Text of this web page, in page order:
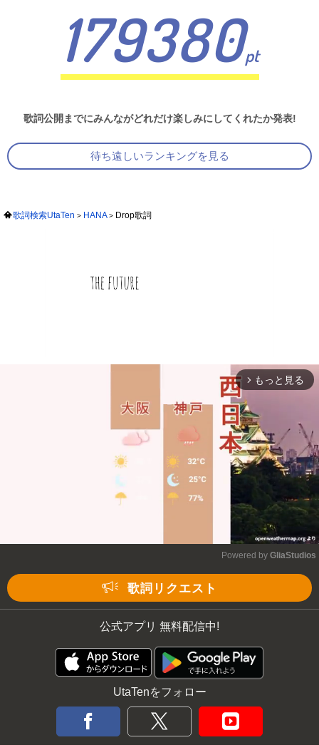
179380pt
歌詞公開までにみんながどれだけ楽しみにしてくれたか発表!
待ち遠しいランキングを見る
歌詞検索UtaTen HANA Drop歌詞
arrow_forward_ios もっと見る
Powered by GliaStudios
歌詞リクエスト
公式アプリ 無料配信中!
UtaTenをフォロー